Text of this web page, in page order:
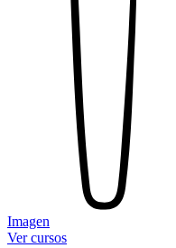
Imagen
Ver cursos